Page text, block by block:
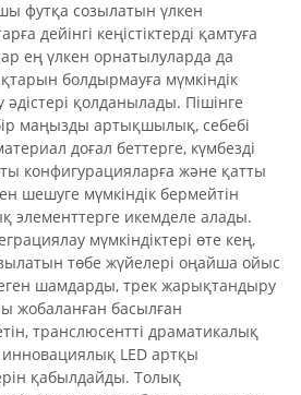
футқа созылатын үлкен
дейінгі кеңістіктерді қамтуға
ең үлкен орнатылуларда да
болдырмауға мүмкіндік
әдістері қолданылады. Пішінге
маңызды артықшылық, себебі
доғал беттерге, күмбезді
конфигурацияларға және қатты
шешуге мүмкіндік бермейтін
элементтерге икемделе алады.
мүмкіндіктері өте кең,
төбе жүйелері оңайша ойыс
шамдарды, трек жарықтандыру
жобаланған басылған
транслюсентті драматикалық
LED артқы
қабылдайды. Толық